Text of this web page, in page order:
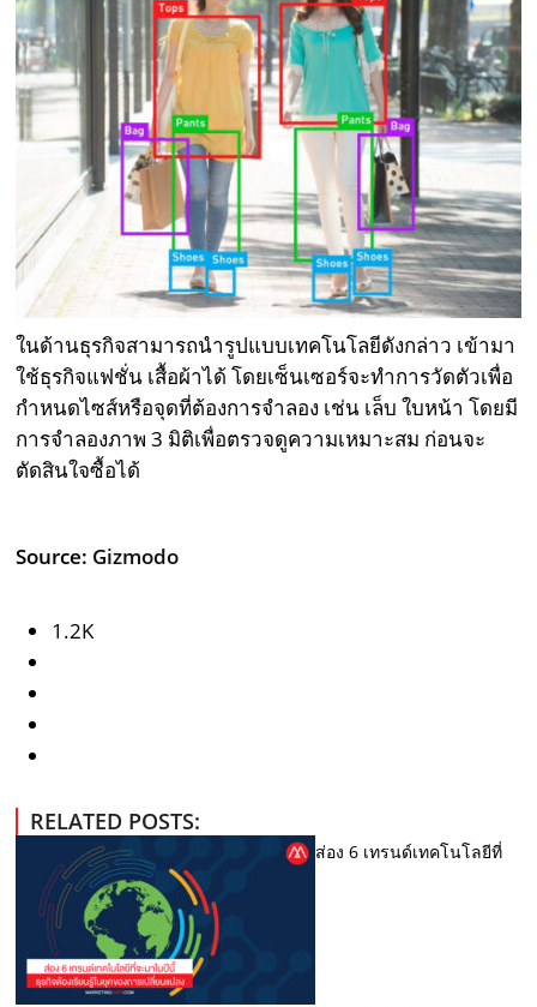
ในด้านธุรกิจสามารถนำรูปแบบเทคโนโลยีดังกล่าว เข้ามา
ใช้ธุรกิจแฟชั่น เสื้อผ้าได้ โดยเซ็นเซอร์จะทำการวัดตัวเพื่อ
กำหนดไซส์หรือจุดที่ต้องการจำลอง เช่น เล็บ ใบหน้า โดยมี
การจำลองภาพ 3 มิติเพื่อตรวจดูความเหมาะสม ก่อนจะ
ตัดสินใจซื้อได้
Source: Gizmodo
1.2K
RELATED POSTS:
ส่อง 6 เทรนด์เทคโนโลยีที่